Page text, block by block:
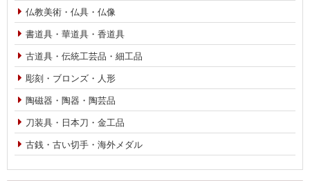
仏教美術・仏具・仏像
書道具・華道具・香道具
古道具・伝統工芸品・細工品
彫刻・ブロンズ・人形
陶磁器・陶器・陶芸品
刀装具・日本刀・金工品
古銭・古い切手・海外メダル